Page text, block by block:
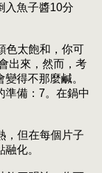
入魚子醬10分
色太飽和，你可
出來，然而，考
得不那麼鹹。
準備：7。在鍋中
，但在每個片子
化。